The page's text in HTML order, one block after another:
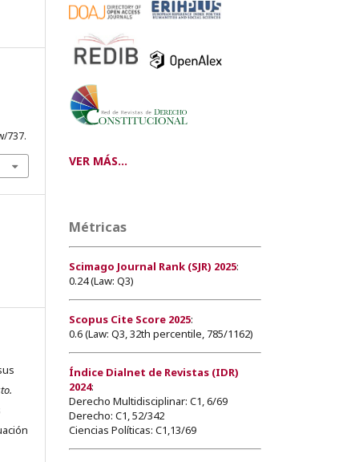
737.
VER MÁS...
Métricas
Scimago Journal Rank (SJR) 2025:
0.24 (Law: Q3)
Scopus Cite Score 2025:
0.6 (Law: Q3, 32th percentile, 785/1162)
Índice Dialnet de Revistas (IDR)
2024:
Derecho Multidisciplinar: C1, 6/69
Derecho: C1, 52/342
Ciencias Políticas: C1,13/69